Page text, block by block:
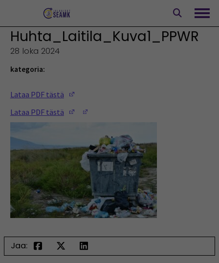
Huhta_Laitila_Kuva1_PPWR
28 loka 2024
kategoria:
Lataa PDF tästä
Lataa PDF tästä
(Opens in a new window)
Jaa: